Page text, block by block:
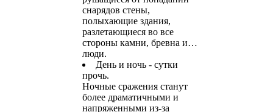
снарядов стены,
полыхающие здания,
разлетающиеся во все
стороны камни, бревна и…
люди.
День и ночь - сутки
прочь.
Ночные сражения станут
более драматичными и
напряженными из-за